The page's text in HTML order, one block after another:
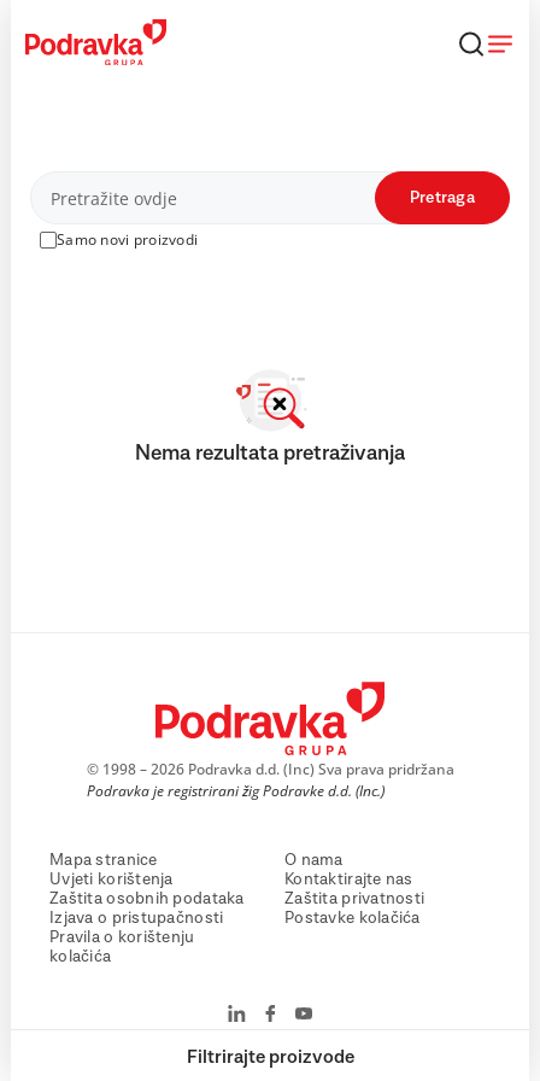
content
Proizvodi
Samo novi proizvodi
Pretraga
Filtrirajte proizvode
Nema rezultata pretraživanja
© 1998 – 2026 Podravka d.d. (Inc) Sva prava pridržana
Podravka je registrirani žig Podravke d.d. (Inc.)
Mapa stranice
Uvjeti korištenja
Zaštita osobnih podataka
Izjava o pristupačnosti
Pravila o korištenju
kolačića
O nama
Kontaktirajte nas
Zaštita privatnosti
Postavke kolačića